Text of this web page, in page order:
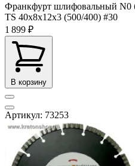
Франкфурт шлифовальный N0
TS 40x8x12x3 (500/400) #30
1 899 ₽
В корзину
Артикул: 73253